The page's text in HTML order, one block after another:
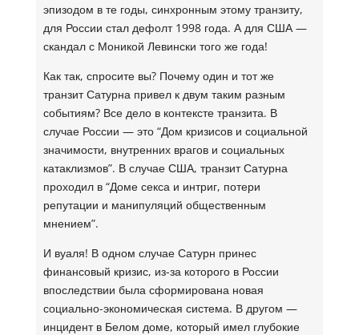
эпизодом в те годы, синхронным этому транзиту,
для России стал дефолт 1998 года. А для США —
скандал с Моникой Левински того же года!
Как так, спросите вы? Почему один и тот же
транзит Сатурна привел к двум таким разным
событиям? Все дело в контексте транзита. В
случае России — это “Дом кризисов и социальной
значимости, внутренних врагов и социальных
катаклизмов”. В случае США, транзит Сатурна
проходил в “Доме секса и интриг, потери
репутации и манипуляций общественным
мнением”.
И вуаля! В одном случае Сатурн принес
финансовый кризис, из-за которого в России
впоследствии была сформирована новая
социально-экономическая система. В другом —
инцидент в Белом доме, который имел глубокие